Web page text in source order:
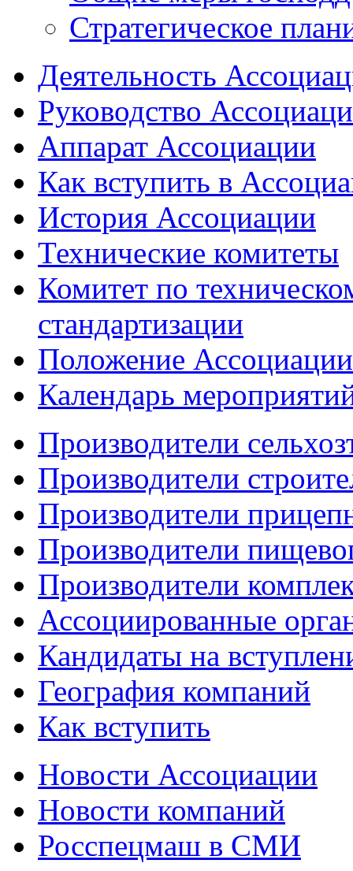
Стратегическое
Деятельность
Руководство
Аппарат Ассоциации
Как вступить в
История Ассоциации
Технические комитеты
Комитет по
стандартизации
Положение
Календарь
Производители
Производители
Производители
Производители
Производители
Ассоциированные
Кандидаты на
География компаний
Как вступить
Новости Ассоциации
Новости компаний
Росспецмаш в СМИ